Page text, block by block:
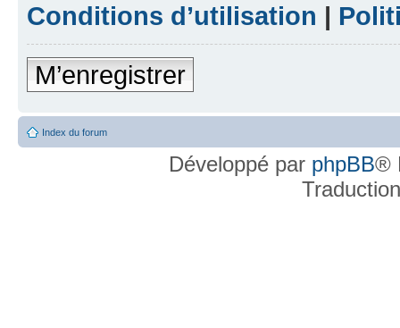
Conditions d’utilisation |
M’enregistrer
Index du forum
Développé par phpBB®